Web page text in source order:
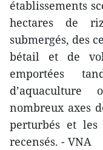
établissements
hectares de
submergés, des
bétail et de
emportées
nombreux axes
perturbés et les
recensés. - VNA